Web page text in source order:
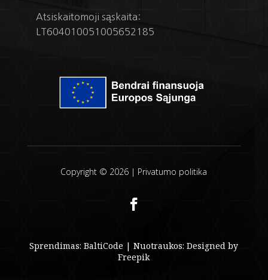
Atsiskaitomoji sąskaita:
LT604010051005652185
Copyright © 2026 | Privatumo politika
Sprendimas:BaltiCode | Nuotraukos:Designed by
Freepik